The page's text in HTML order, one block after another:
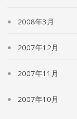
2008年3月
2007年12月
2007年11月
2007年10月